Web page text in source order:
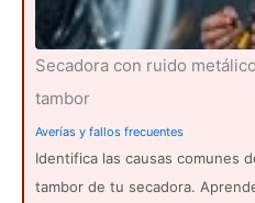
Secadora con ruido
tambor
Averías y fallos frecuentes
Identifica las causas comunes
tambor de tu secadora.